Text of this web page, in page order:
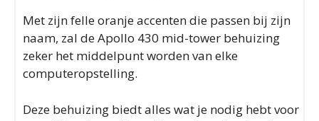
Met zijn felle oranje accenten die passen bij zijn
naam, zal de Apollo 430 mid-tower behuizing
zeker het middelpunt worden van elke
computeropstelling.
Deze behuizing biedt alles wat je nodig hebt voor